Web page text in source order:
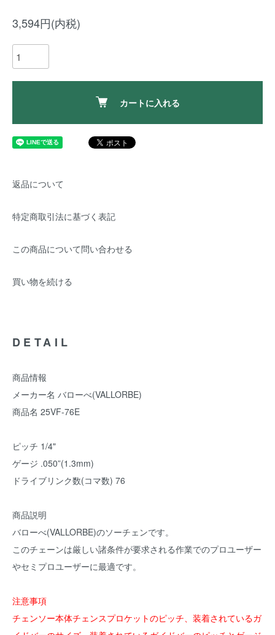
3,594円(内税)
カートに入れる
返品について
特定商取引法に基づく表記
この商品について問い合わせる
買い物を続ける
DETAIL
商品情報
メーカー名 バローべ(VALLORBE)
商品名 25VF-76E
ピッチ 1/4"
ゲージ .050”(1.3mm)
ドライブリンク数(コマ数) 76
商品説明
バローべ(VALLORBE)のソーチェンです。
このチェーンは厳しい諸条件が要求される作業でのプロユーザー
やセミプロユーザーに最適です。
注意事項
チェンソー本体チェンスプロケットのピッチ、装着されているガ